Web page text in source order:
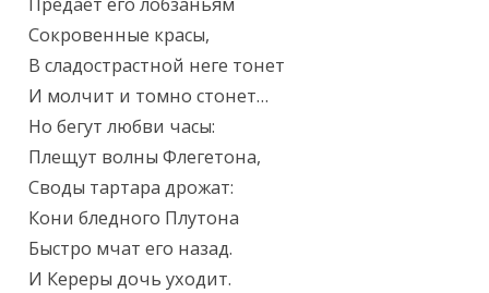
Сокровенные красы,
В сладострастной неге тонет
И молчит и томно стонет…
Но бегут любви часы:
Плещут волны Флегетона,
Своды тартара дрожат:
Кони бледного Плутона
Быстро мчат его назад.
И Кереры дочь уходит.